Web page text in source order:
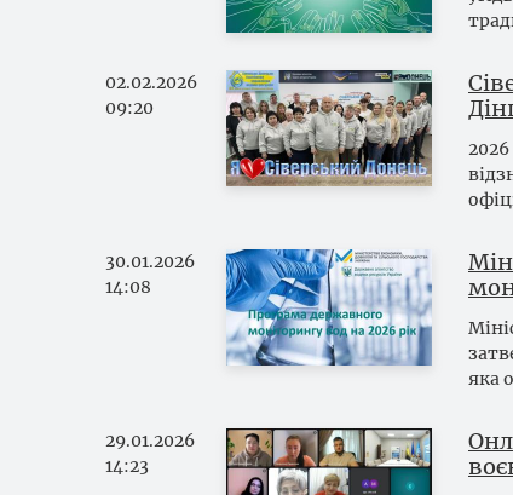
02.02.2026
09:20
30.01.2026
14:08
яка
29.01.2026
14:23